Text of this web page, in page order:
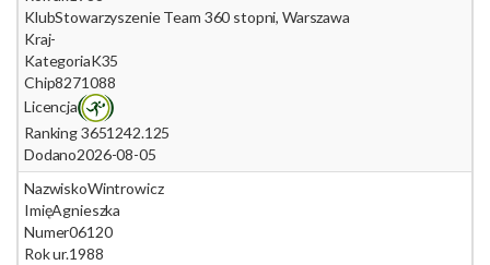
KlubStowarzyszenie Team 360 stopni, Warszawa
Kraj-
KategoriaK35
Chip8271088
Licencja
Ranking 3651242.125
Dodano2026-08-05
NazwiskoWintrowicz
ImięAgnieszka
Numer06120
Rok ur.1988